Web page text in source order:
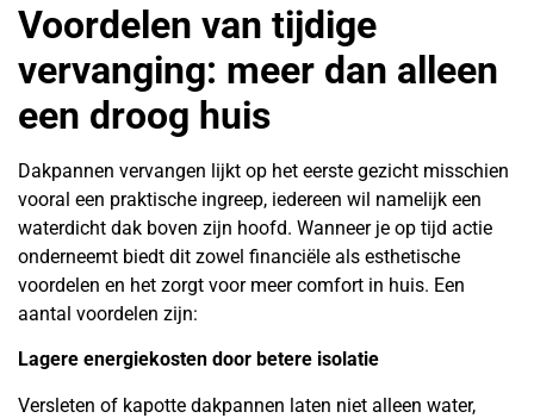
Voordelen van tijdige
vervanging: meer dan alleen
een droog huis
Dakpannen vervangen lijkt op het eerste gezicht misschien
vooral een praktische ingreep, iedereen wil namelijk een
waterdicht dak boven zijn hoofd. Wanneer je op tijd actie
onderneemt biedt dit zowel financiële als esthetische
voordelen en het zorgt voor meer comfort in huis. Een
aantal voordelen zijn:
Lagere energiekosten door betere isolatie
Versleten of kapotte dakpannen laten niet alleen water,